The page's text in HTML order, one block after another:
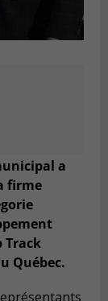
a
firme
Track
Québec.